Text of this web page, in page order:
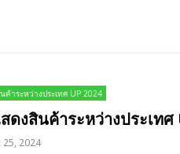
ค้าระหว่างประเทศ UP 2024
ดงสินค้าระหว่างประเท
2024